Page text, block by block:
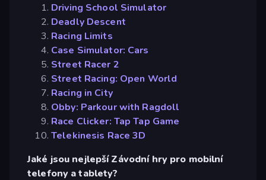
Driving School Simulator
Deadly Descent
Racing Limits
Case Simulator: Cars
Street Racer 2
Street Racing: Open World
Racing in City
Obby: Parkour with Ragdoll
Race Clicker: Tap Tap Game
Telekinesis Race 3D
Jaké jsou nejlepší Závodní hry pro mobilní
telefony a tablety?